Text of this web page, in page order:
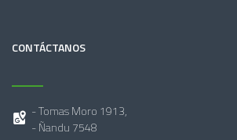
CONTÁCTANOS
- Tomas Moro 1913,
- Ñandu 7548